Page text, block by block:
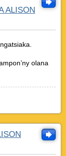
ALISON
olana